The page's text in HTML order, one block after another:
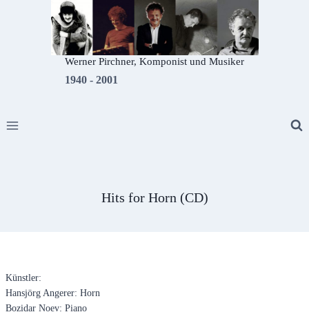
Werner Pirchner, Komponist und Musiker
1940 - 2001
Hits for Horn (CD)
Künstler:
Hansjörg Angerer: Horn
Bozidar Noev: Piano